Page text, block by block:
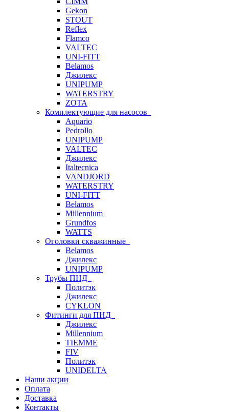
Gekon
STOUT
Reflex
Flamco
VALTEC
UNI-FITT
Belamos
Джилекс
UNIPUMP
WATERSTRY
ZOTA
Комплектующие для насосов
Aquario
Pedrollo
UNIPUMP
VALTEC
Джилекс
Italtecnica
VANDJORD
WATERSTRY
UNI-FITT
Belamos
Millennium
Grundfos
WATTS
Оголовки скважинные
Belamos
Джилекс
UNIPUMP
Трубы ПНД
Политэк
Джилекс
CYKLON
Фитинги для ПНД
Джилекс
Millennium
TIEMME
FIV
Политэк
UNIDELTA
Наши акции
Оплата
Доставка
Контакты